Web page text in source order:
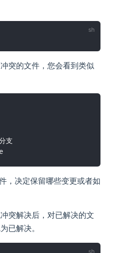
冲突的文件，您会看到类似
支
，决定保留哪些变更或者如
冲突解决后，对已解决的文
已解决。